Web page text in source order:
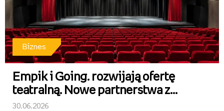
Biznes
Empik i Going. rozwijają ofertę
teatralną. Nowe partnerstwa z
teatrami w całej Polsce
30.06.2026